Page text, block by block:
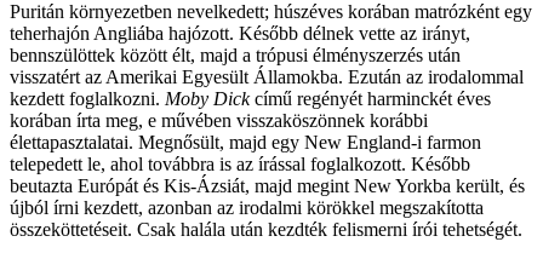
Puritán környezetben nevelkedett; húszéves korában matrózként egy
teherhajón Angliába hajózott. Később délnek vette az irányt,
bennszülöttek között élt, majd a trópusi élményszerzés után
visszatért az Amerikai Egyesült Államokba. Ezután az irodalommal
kezdett foglalkozni. Moby Dickcímű regényét harminckét éves
korában írta meg, e művében visszaköszönnek korábbi
élettapasztalatai. Megnősült, majd egy New England-i farmon
telepedett le, ahol továbbra is az írással foglalkozott. Később
beutazta Európát és Kis-Ázsiát, majd megint New Yorkba került, és
újból írni kezdett, azonban az irodalmi körökkel megszakította
összeköttetéseit. Csak halála után kezdték felismerni írói tehetségét.